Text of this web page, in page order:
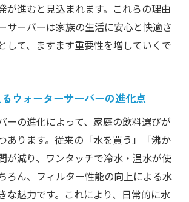
が進むと見込まれます。これらの理由
サーバーは家族の生活に安心と快適さ
して、ますます重要性を増していくで
ウォーターサーバーの進化点
ーの進化によって、家庭の飲料選びが
あります。従来の「水を買う」「沸か
が減り、ワンタッチで冷水・温水が使
ろん、フィルター性能の向上による水
な魅力です。これにより、日常的に水